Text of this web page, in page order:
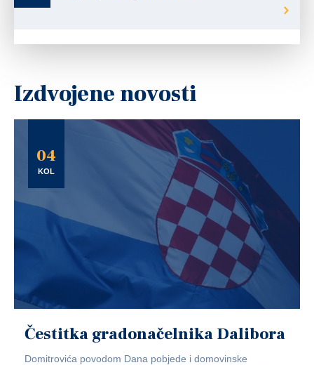
Izdvojene novosti
04
KOL
Čestitka gradonačelnika Dalibora
Domitrovića povodom Dana pobjede i domovinske